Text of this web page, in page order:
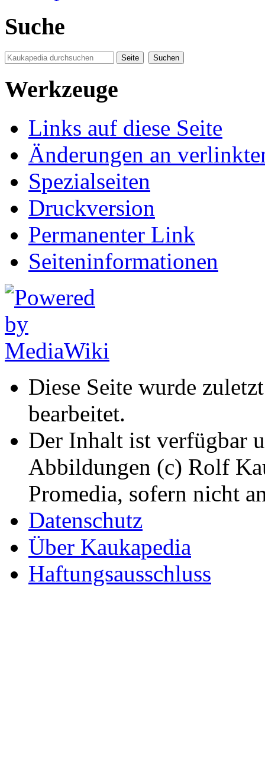
Suche
Werkzeuge
Links auf diese Seite
Änderungen an
Spezialseiten
Druckversion
Permanenter Link
Seiten­informationen
Diese Seite wurde
bearbeitet.
Der Inhalt ist verfügbar
Abbildungen (c) Rolf
Promedia, sofern nicht
Datenschutz
Über Kaukapedia
Haftungsausschluss